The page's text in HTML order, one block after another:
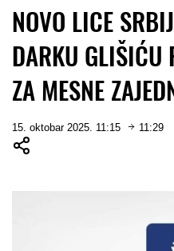
NOVO LICE
DARKU GLIŠIĆU
ZA MESNE
15. oktobar 2025. 11:15 11:29